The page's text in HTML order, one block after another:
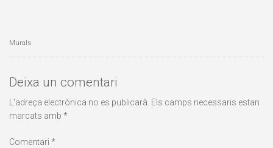
Murals
Deixa un comentari
L'adreça electrònica no es publicarà. Els camps necessaris estan
marcats amb *
Comentari *